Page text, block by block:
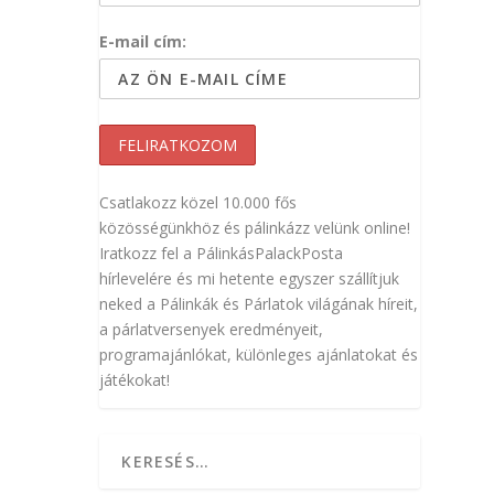
E-mail cím:
Csatlakozz közel 10.000 fős
közösségünkhöz és pálinkázz velünk online!
Iratkozz fel a PálinkásPalackPosta
hírlevelére és mi hetente egyszer szállítjuk
neked a Pálinkák és Párlatok világának híreit,
a párlatversenyek eredményeit,
programajánlókat, különleges ajánlatokat és
játékokat!